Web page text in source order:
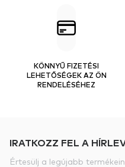
KÖNNYŰ FIZETÉSI
LEHETŐSÉGEK AZ ÖN
RENDELÉSÉHEZ
IRATKOZZ FEL A
Értesülj a legújabb